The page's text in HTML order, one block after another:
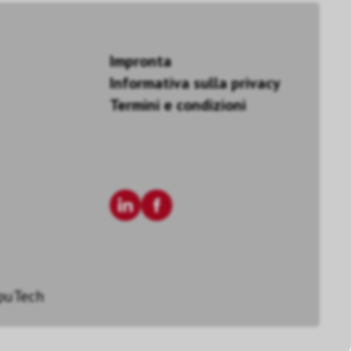
Impronta
Informativa sulla privacy
Termini e condizioni